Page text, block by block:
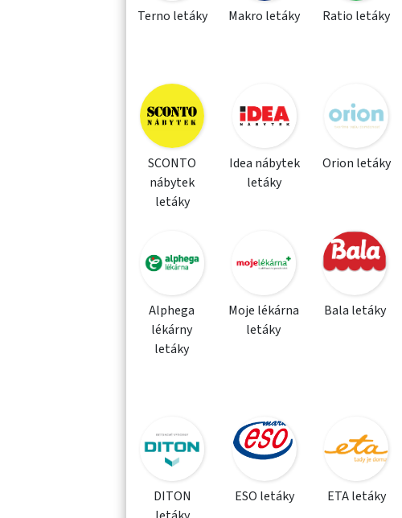
Terno letáky Makro letáky Ratio letáky
SCONTO
nábytek
letáky
Idea nábytek
letáky
Orion letáky
Alphega
lékárny
letáky
Moje lékárna
letáky
Bala letáky
DITON
ESO letáky ETA letáky